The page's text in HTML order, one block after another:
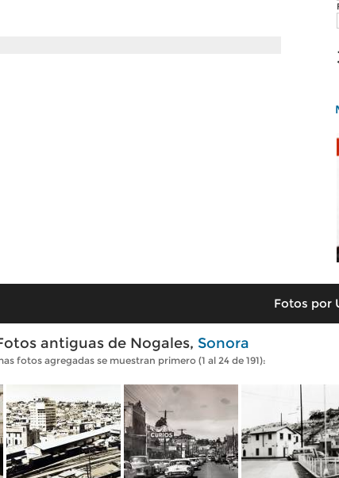
Fotos por
antiguas de Nogales, Sonora
fotos agregadas se muestran primero (1 al 24 de 191):